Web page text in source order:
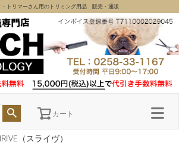
トリマーさん用のトリミング用品 販売・通販
カート
（スライヴ）